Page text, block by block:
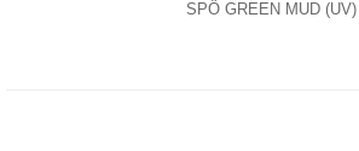
SPÖ GREEN MUD (UV)